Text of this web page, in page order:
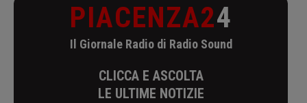
PIACENZA24
Il Giornale Radio di Radio Sound
CLICCA E ASCOLTA
LE ULTIME NOTIZIE